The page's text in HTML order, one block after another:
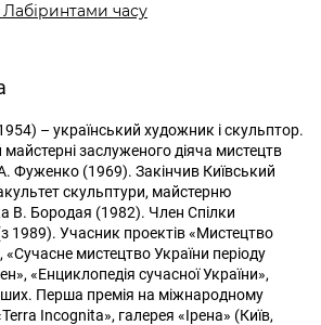
часу
– український художник і скульптор.
заслуженого діяча мистецтв
Фуженко (1969). Закінчив Київський
скульптури, майстерню
В. Бородая (1982). Член Спілки
1989). Учасник проектів «Мистецтво
«Сучасне мистецтво України періоду
«Енциклопедія сучасної України»,
Перша премія на міжнародному
Incognita», галерея «Ірена» (Київ,